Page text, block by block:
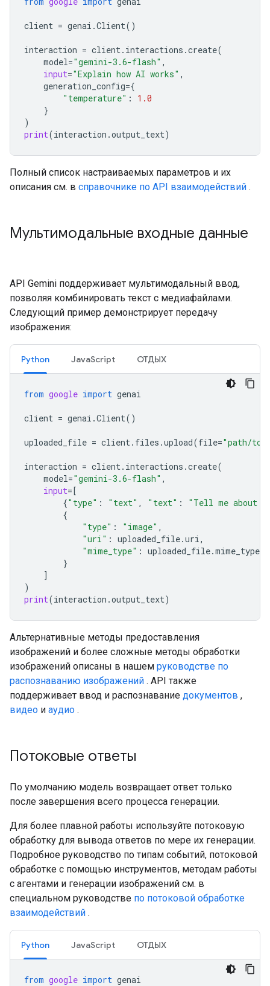
client = genai .Client()
interaction = client. interactions .create(
model="gemini-3.6-flash" ,
input="Explain how AI works" ,
generation_config={
"temperature" :
1.0
}
)
print(interaction .output_text)
Полный список настраиваемых параметров и их
описания см. в справочнике по API взаимодействий .
Мультимодальные входные данные
API Gemini поддерживает мультимодальный ввод,
позволяя комбинировать текст с медиафайлами.
Следующий пример демонстрирует передачу
изображения:
Python JavaScript ОТДЫХ
from google import genai
client = genai .Client()
uploaded_file = client. files .upload(file="path/to/
interaction = client. interactions .create(
model="gemini-3.6-flash" ,
input=[
{"type" : "text" , "text" :
"Tell me about
{
"type" : "image" ,
"uri" : uploaded_file.uri,
"mime_type" : uploaded_file.mime_type
}
]
)
print(interaction .output_text)
Альтернативные методы предоставления
изображений и более сложные методы обработки
изображений описаны в нашем руководстве по
распознаванию изображений . API также
поддерживает ввод и распознавание документов ,
видео и аудио .
Потоковые ответы
По умолчанию модель возвращает ответ только
после завершения всего процесса генерации.
Для более плавной работы используйте потоковую
обработку для вывода ответов по мере их генерации.
Подробное руководство по типам событий, потоковой
обработке с помощью инструментов, методам работы
с агентами и генерации изображений см. в
специальном руководстве по потоковой обработке
взаимодействий .
Python JavaScript ОТДЫХ
from google import genai